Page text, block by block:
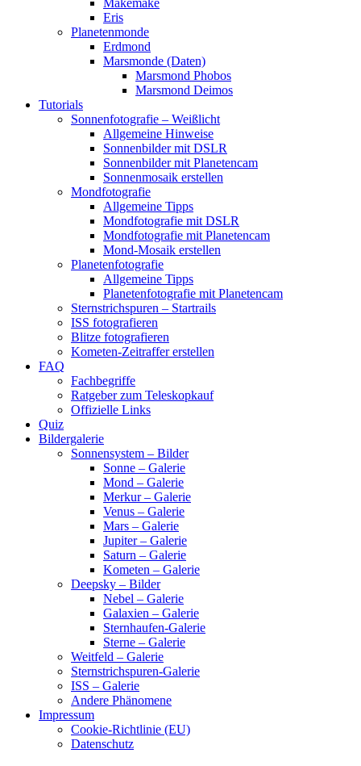
Eris
Planetenmonde
Erdmond
Marsmonde (Daten)
Marsmond Phobos
Marsmond Deimos
Tutorials
Sonnenfotografie – Weißlicht
Allgemeine Hinweise
Sonnenbilder mit DSLR
Sonnenbilder mit Planetencam
Sonnenmosaik erstellen
Mondfotografie
Allgemeine Tipps
Mondfotografie mit DSLR
Mondfotografie mit Planetencam
Mond-Mosaik erstellen
Planetenfotografie
Allgemeine Tipps
Planetenfotografie mit Planetencam
Sternstrichspuren – Startrails
ISS fotografieren
Blitze fotografieren
Kometen-Zeitraffer erstellen
FAQ
Fachbegriffe
Ratgeber zum Teleskopkauf
Offizielle Links
Quiz
Bildergalerie
Sonnensystem – Bilder
Sonne – Galerie
Mond – Galerie
Merkur – Galerie
Venus – Galerie
Mars – Galerie
Jupiter – Galerie
Saturn – Galerie
Kometen – Galerie
Deepsky – Bilder
Nebel – Galerie
Galaxien – Galerie
Sternhaufen-Galerie
Sterne – Galerie
Weitfeld – Galerie
Sternstrichspuren-Galerie
ISS – Galerie
Andere Phänomene
Impressum
Cookie-Richtlinie (EU)
Datenschutz